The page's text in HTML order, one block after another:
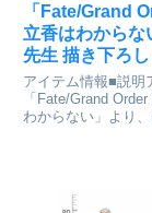
「Fate/Grand
立香はわからな
先生 描き下ろ
ン・シー 梅雨の
硬質ケース[ア
カ]が予約受付
アイテム情報■説明
「Fate/Grand
わからない」より、
ースに仕上げました